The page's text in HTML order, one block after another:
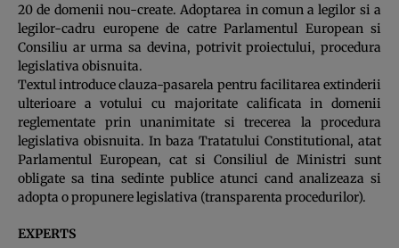
20 de domenii nou-create. Adoptarea in comun a legilor si a
legilor-cadru europene de catre Parlamentul European si
Consiliu ar urma sa devina, potrivit proiectului, procedura
legislativa obisnuita.
Textul introduce clauza-pasarela pentru facilitarea extinderii
ulterioare a votului cu majoritate calificata in domenii
reglementate prin unanimitate si trecerea la procedura
legislativa obisnuita. In baza Tratatului Constitutional, atat
Parlamentul European, cat si Consiliul de Ministri sunt
obligate sa tina sedinte publice atunci cand analizeaza si
adopta o propunere legislativa (transparenta procedurilor).
EXPERTS